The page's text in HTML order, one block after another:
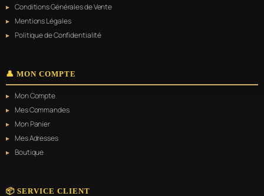
Conditions Générales de Vente
Mentions Légales
Politique de Confidentialité
👤 MON COMPTE
Mon Compte
Mes Commandes
Mon Panier
Mes Adresses
Boutique
📦 SERVICE CLIENT